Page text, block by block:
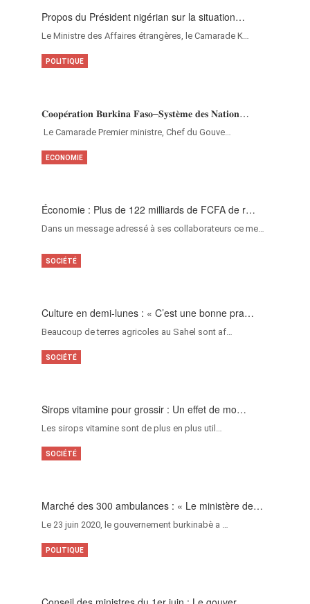
Propos du Président nigérian sur la situation…
Le Ministre des Affaires étrangères, le Camarade K…
𝐂𝐨𝐨𝐩𝐞́𝐫𝐚𝐭𝐢𝐨𝐧 𝐁𝐮𝐫𝐤𝐢𝐧𝐚 𝐅𝐚𝐬𝐨–𝐒𝐲𝐬𝐭𝐞̀𝐦𝐞 𝐝𝐞𝐬 𝐍𝐚𝐭𝐢𝐨𝐧…
‎Le Camarade Premier ministre, Chef du Gouve…
POLITIQUE
Économie : Plus de 122 milliards de FCFA de r…
Dans un message adressé à ses collaborateurs ce me…
ECONOMIE
Culture en demi-lunes : « C’est une bonne pra…
Beaucoup de terres agricoles au Sahel sont af…
SOCIÉTÉ
Sirops vitamine pour grossir : Un effet de mo…
Les sirops vitamine sont de plus en plus util…
SOCIÉTÉ
Marché des 300 ambulances : « Le ministère de…
Le 23 juin 2020, le gouvernement burkinabè a …
SOCIÉTÉ
POLITIQUE